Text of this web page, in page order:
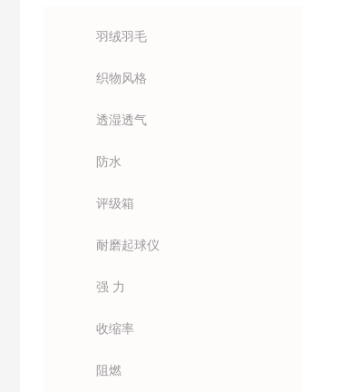
羽绒羽毛
织物风格
透湿透气
防水
评级箱
耐磨起球仪
强 力
收缩率
阻燃